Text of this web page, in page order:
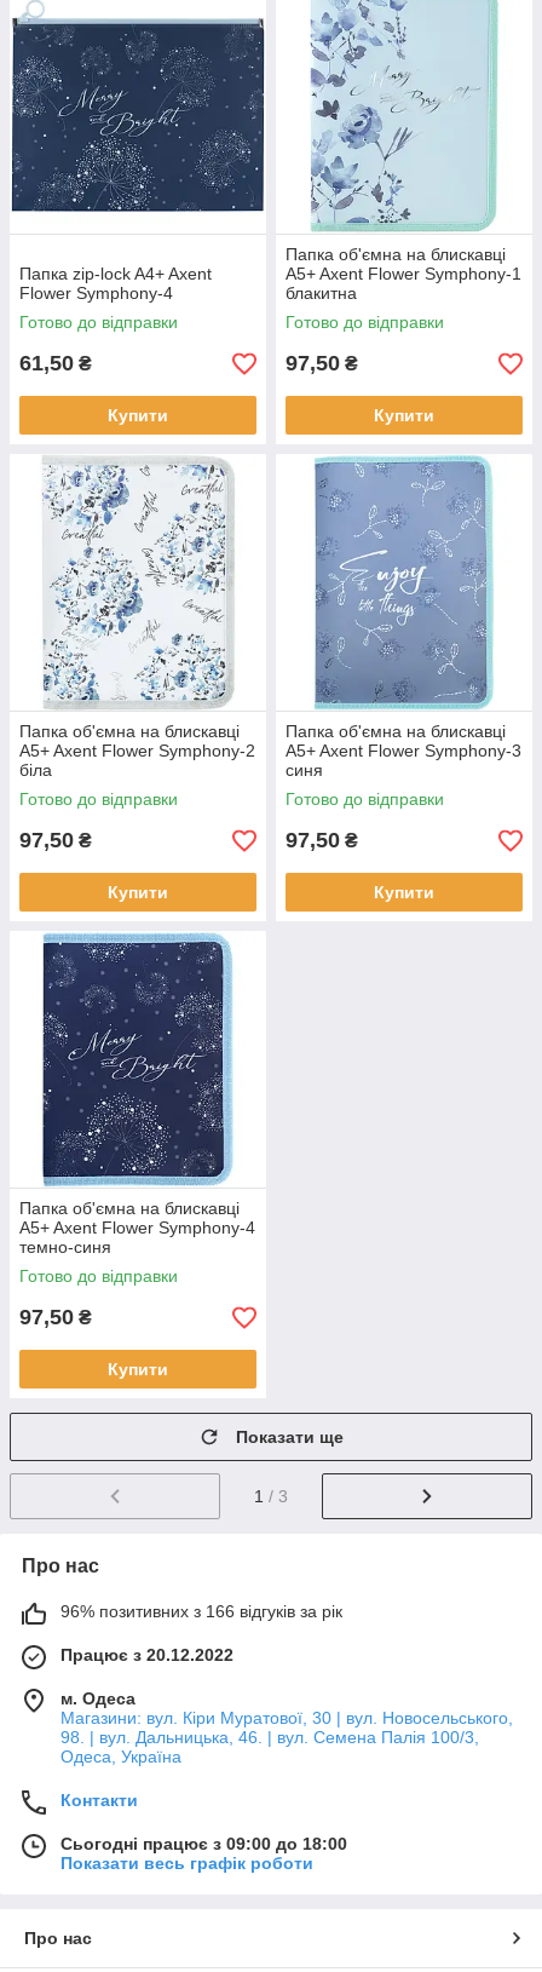
Папка zip-lock A4+ Axent
Flower Symphony-4
Готово до відправки
61,50 ₴
Купити
Папка об'ємна на блискавці
A5+ Axent Flower Symphony-1
блакитна
Готово до відправки
97,50 ₴
Купити
Папка об'ємна на блискавці
A5+ Axent Flower Symphony-2
біла
Готово до відправки
97,50 ₴
Купити
Папка об'ємна на блискавці
A5+ Axent Flower Symphony-3
синя
Готово до відправки
97,50 ₴
Купити
Папка об'ємна на блискавці
A5+ Axent Flower Symphony-4
темно-синя
Готово до відправки
97,50 ₴
Купити
Показати ще
1 / 3
Про нас
96% позитивних з 166 відгуків за рік
Працює з 20.12.2022
м. Одеса
Магазини: вул. Кіри Муратової, 30 | вул. Новосельського,
98. | вул. Дальницька, 46. | вул. Семена Палія 100/3,
Одеса, Україна
Контакти
Сьогодні працює з 09:00 до 18:00
Показати весь графік роботи
Про нас